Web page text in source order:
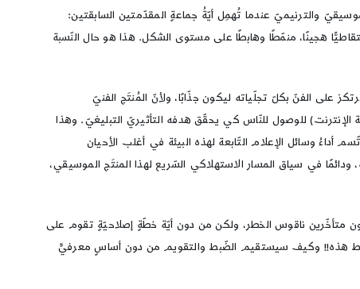
والترنيميّ عندما تُهمِل أيّةُ جماعةٍ المقدّمتين السابقتين:
هجينًا، منمّطًا وهابطًا على مستوى الشكل. هذا هو حال النّسبة
على الفنّ بكلّ تجلّياته ليكون جذّابًا، ولأنّ المُنتَج الفنيّ
الإنترنت) للوصول للنّاس كي يحقّق هدفه التأثيريّ التبليغيّ. وهذا
أداءُ وسائل الإعلام التّابعة لهذه البيئة في أغلب الأحيان
في سياق المسار الاستهلاكي السّريع لهذا المنتَج الموسيقي،
متأخّرين ناقوس الخطر، ولكن من دون أيّة خطّةٍ إصلاحيّةٍ تقوم على
هذه!! وكيف سيستقيم الضّبط والتقويم من دون أساسٍ معرفيٍّ